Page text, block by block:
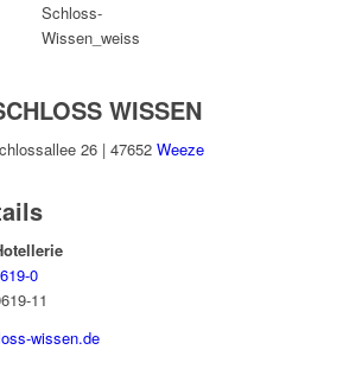
WISSEN
26 | 47652 Weeze
0
11
wissen.de